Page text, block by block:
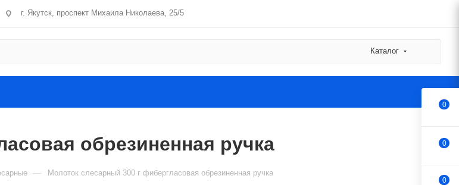
г. Якутск, проспект Михаила Николаева, 25/5
Каталог
обрезиненная ручка
— Молоток слесарный 300 г фибергласовая обрезиненная ручка
0
0
0